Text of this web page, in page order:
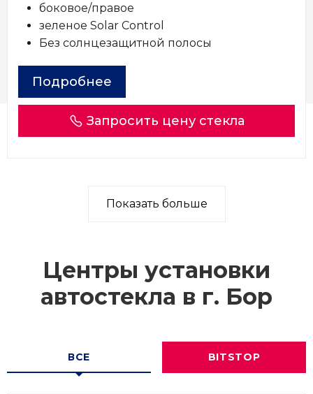
боковое/правое
зеленое Solar Control
Без солнцезащитной полосы
Подробнее
Запросить цену стекла
Показать больше
Центры установки
автостекла в г. Бор
ВСЕ BITSTOP